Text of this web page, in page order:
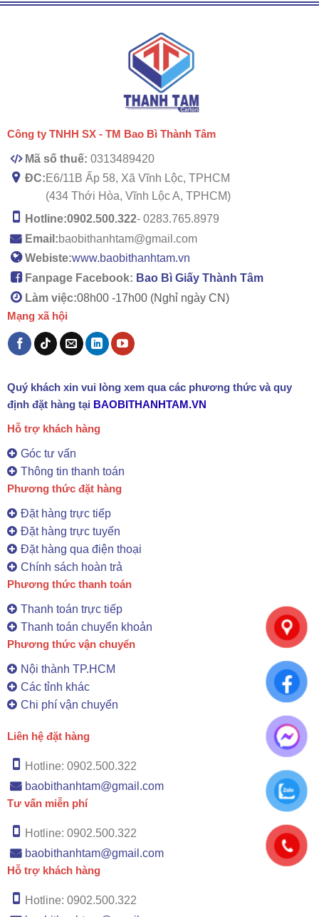
Công ty TNHH SX - TM Bao Bì Thành Tâm
Mã số thuế: 0313489420
ĐC:E6/11B Ấp 58, Xã Vĩnh Lộc, TPHCM
(434 Thới Hòa, Vĩnh Lộc A, TPHCM)
Hotline:0902.500.322- 0283.765.8979
Email:baobithanhtam@gmail.com
Webiste:www.baobithanhtam.vn
Fanpage Facebook: Bao Bì Giấy Thành Tâm
Làm việc:08h00 -17h00 (Nghỉ ngày CN)
Mạng xã hội
Quý khách xin vui lòng xem qua các phương thức và quy
định đặt hàng tại BAOBITHANHTAM.VN
Hỗ trợ khách hàng
Góc tư vấn
Thông tin thanh toán
Phương thức đặt hàng
Đặt hàng trực tiếp
Đặt hàng trực tuyến
Đặt hàng qua điện thoại
Chính sách hoàn trả
Phương thức thanh toán
Thanh toán trực tiếp
Thanh toán chuyển khoản
Phương thức vận chuyển
Nội thành TP.HCM
Các tỉnh khác
Chi phí vận chuyển
Liên hệ đặt hàng
Hotline: 0902.500.322
baobithanhtam@gmail.com
Tư vấn miễn phí
Hotline: 0902.500.322
baobithanhtam@gmail.com
Hỗ trợ khách hàng
Hotline: 0902.500.322